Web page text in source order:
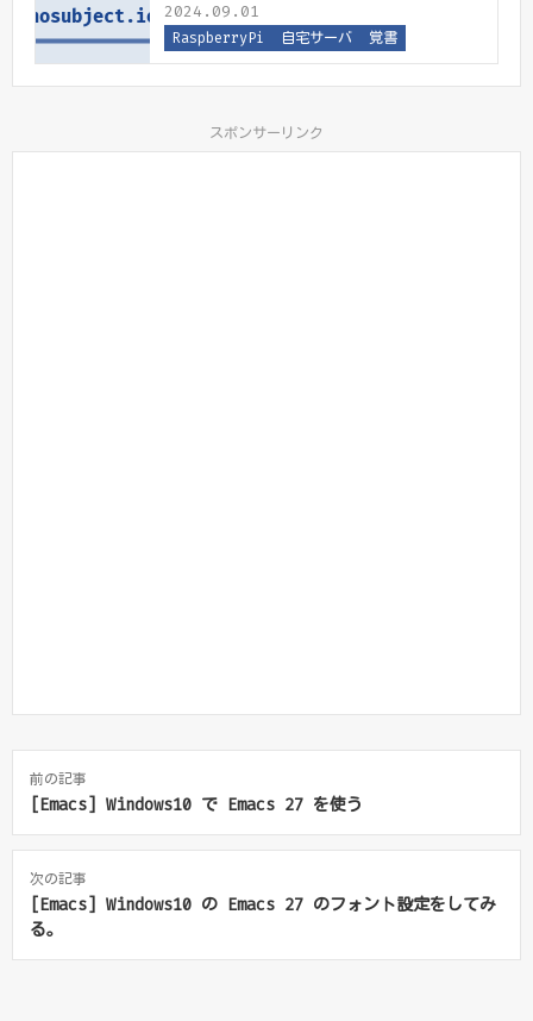
2024.09.01
RaspberryPi 自宅サーバ 覚書
スポンサーリンク
前の記事
[Emacs] Windows10 で Emacs 27 を使う
次の記事
[Emacs] Windows10 の Emacs 27 のフォント設定をしてみ
る。